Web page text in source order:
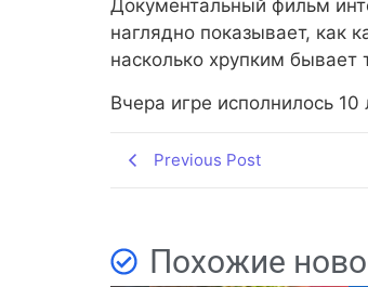
Документальный фильм
наглядно показывает, как
насколько хрупким бывает
Вчера игре исполнилось 10
Previous Post
Похожие